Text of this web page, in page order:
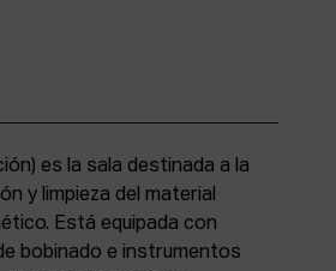
es la sala destinada a la
y limpieza del material
Está equipada con
bobinado e instrumentos